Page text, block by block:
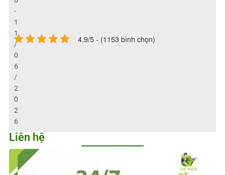
-
1
1
/
0
6
/
2
0
2
6
4.9/5 - (1153 bình chọn)
Liên hệ